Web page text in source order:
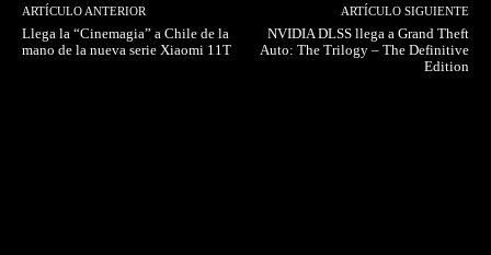
ARTÍCULO ANTERIOR
Llega la “Cinemagia” a Chile de la
mano de la nueva serie Xiaomi 11T
ARTÍCULO SIGUIENTE
NVIDIA DLSS llega a Grand Theft
Auto: The Trilogy – The Definitive
Edition